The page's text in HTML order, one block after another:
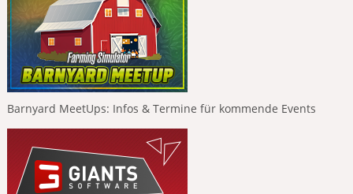
Barnyard MeetUps: Infos & Termine für kommende Events